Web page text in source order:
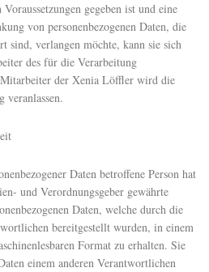
gegeben ist und eine
von personenbezogenen Daten, die
sind, verlangen möchte, kann sie sich
des für die Verarbeitung
der Xenia Löffler wird die
veranlassen.
Daten betroffene Person hat
und Verordnungsgeber gewährte
Daten, welche durch die
bereitgestellt wurden, in einem
Format zu erhalten. Sie
einem anderen Verantwortlichen